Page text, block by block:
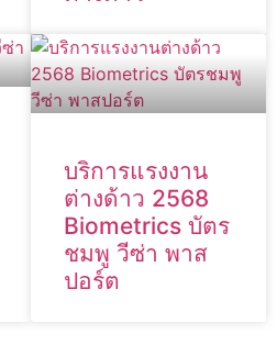
บริการแรงงาน
ต่างด้าว 2568
Biometrics บัตร
ชมพู วีซ่า พาส
ปอร์ต